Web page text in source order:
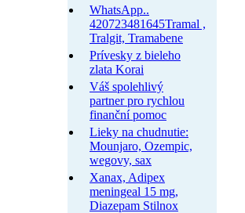
WhatsApp..
420723481645Tramal ,
Tralgit, Tramabene
Prívesky z bieleho
zlata Korai
Váš spolehlivý
partner pro rychlou
finanční pomoc
Lieky na chudnutie:
Mounjaro, Ozempic,
wegovy, sax
Xanax, Adipex
meningeal 15 mg,
Diazepam Stilnox